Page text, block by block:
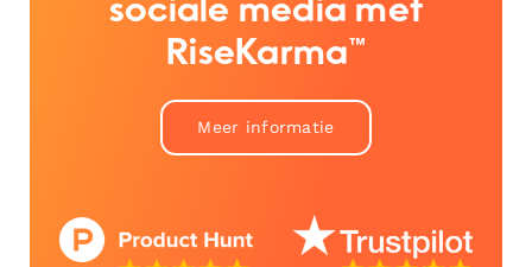
sociale media met
RiseKarma™
Meer informatie